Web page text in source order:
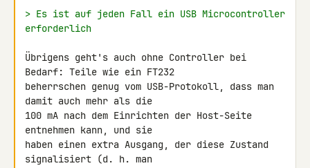
> Es ist auf jeden Fall ein USB Microcontroller
erforderlich
Übrigens geht's auch ohne Controller bei
Bedarf: Teile wie ein FT232
beherrschen genug vom USB-Protokoll, dass man
damit auch mehr als die
100 mA nach dem Einrichten der Host-Seite
entnehmen kann, und sie
haben einen extra Ausgang, der diese Zustand
signalisiert (d. h. man